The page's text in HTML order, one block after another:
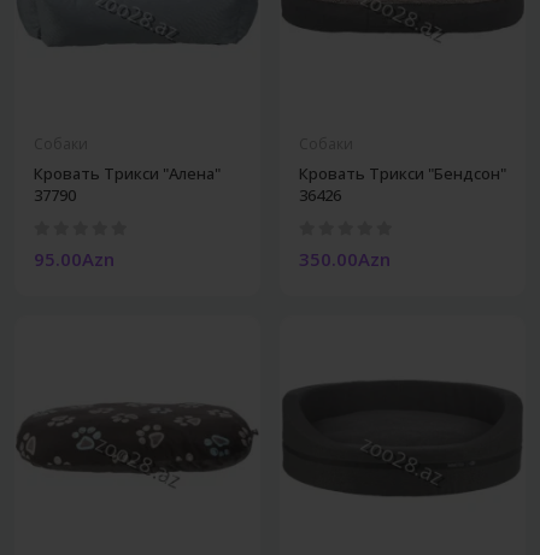
Кровать Трикси "Алена"
37790
95.00Azn
Кровать Трикси "Бендсон"
36426
350.00Azn